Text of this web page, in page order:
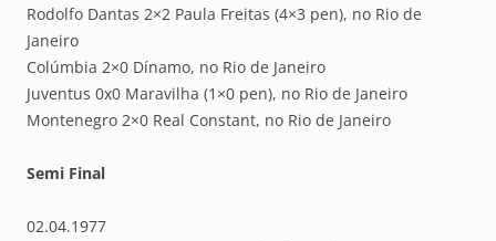
Rodolfo Dantas 2×2 Paula Freitas (4×3 pen), no Rio de
Janeiro
Colúmbia 2×0 Dínamo, no Rio de Janeiro
Juventus 0x0 Maravilha (1×0 pen), no Rio de Janeiro
Montenegro 2×0 Real Constant, no Rio de Janeiro
Semi Final
02.04.1977